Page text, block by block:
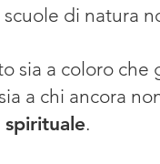
di natura
sia a coloro
a chi ancora
.